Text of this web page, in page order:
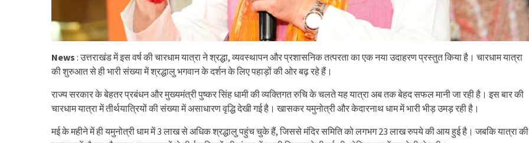
News : उत्तराखंड में इस वर्ष की चारधाम यात्रा ने श्रद्धा, व्यवस्थापन और प्रशासनिक तत्परता का एक नया उदाहरण प्रस्तुत किया है। चारधाम यात्रा
की शुरुआत से ही भारी संख्या में श्रद्धालु भगवान के दर्शन के लिए पहाड़ों की ओर बढ़ रहे हैं।
राज्य सरकार के बेहतर प्रबंधन और मुख्यमंत्री पुष्कर सिंह धामी की व्यक्तिगत रुचि के चलते यह यात्रा अब तक बेहद सफल मानी जा रही है। इस बार की
चारधाम यात्रा में तीर्थयात्रियों की संख्या में असाधारण वृद्धि देखी गई है। खासकर यमुनोत्री और केदारनाथ धाम में भारी भीड़ उमड़ रही है।
मई के महीने में ही यमुनोत्री धाम में 3 लाख से अधिक श्रद्धालु पहुंच चुके हैं, जिससे मंदिर समिति को लगभग 23 लाख रुपये की आय हुई है। जबकि यात्रा की